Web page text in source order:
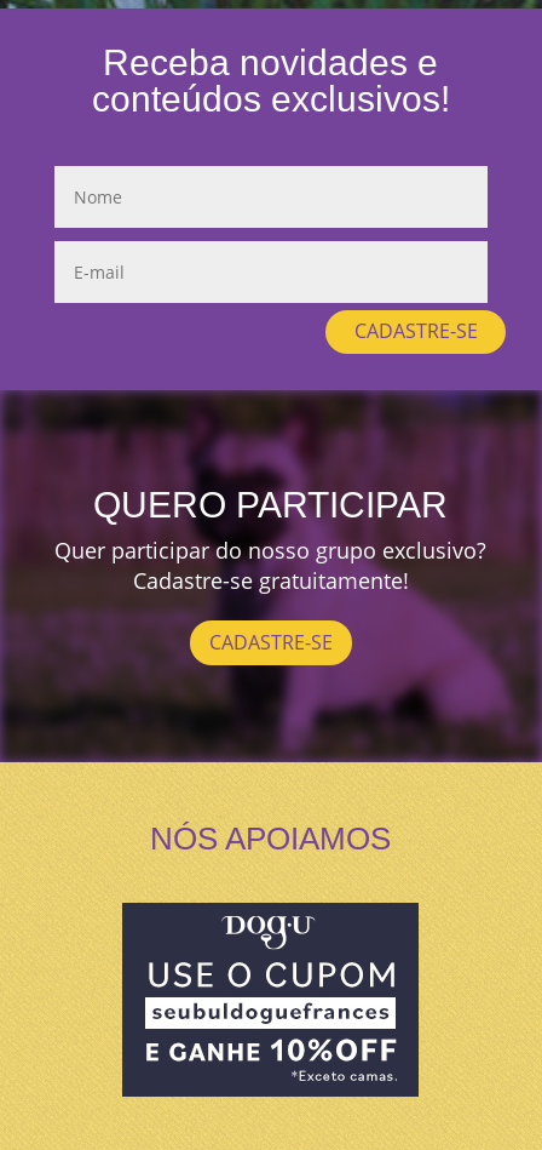
Receba novidades e
conteúdos exclusivos!
CADASTRE-SE
QUERO PARTICIPAR
Quer participar do nosso grupo exclusivo?
Cadastre-se gratuitamente!
CADASTRE-SE
NÓS APOIAMOS